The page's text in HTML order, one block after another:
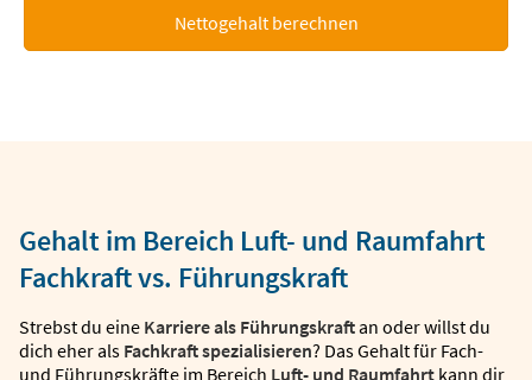
Nettogehalt berechnen
Gehalt im Bereich Luft- und Raumfahrt
Fachkraft vs. Führungskraft
Strebst du eine Karriere als Führungskraftan oder willst du
dich eher als Fachkraft spezialisieren? Das Gehalt für Fach-
und Führungskräfte im Bereich Luft- und Raumfahrt kann dir